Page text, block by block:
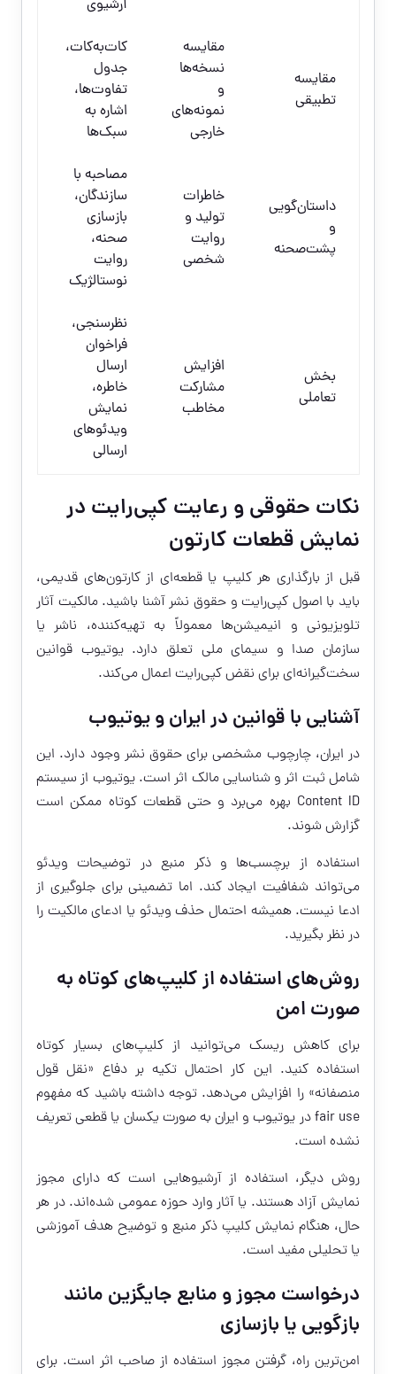
آرشیوی
مقایسه
تطبیقی
مقایسه
نسخه‌ها
و
نمونه‌های
خارجی
کات‌به‌کات،
جدول
تفاوت‌ها،
اشاره به
سبک‌ها
داستان‌گویی
و
پشت‌صحنه
خاطرات
تولید و
روایت
شخصی
مصاحبه با
سازندگان،
بازسازی
صحنه،
روایت
نوستالژیک
بخش
تعاملی
افزایش
مشارکت
مخاطب
نظرسنجی،
فراخوان
ارسال
خاطره،
نمایش
ویدئوهای
ارسالی
نکات حقوقی و رعایت کپی‌رایت در
نمایش قطعات کارتون
قبل از بارگذاری هر کلیپ یا قطعه‌ای از کارتون‌های قدیمی،
باید با اصول کپی‌رایت و حقوق نشر آشنا باشید. مالکیت آثار
تلویزیونی و انیمیشن‌ها معمولاً به تهیه‌کننده، ناشر یا
سازمان صدا و سیمای ملی تعلق دارد. یوتیوب قوانین
سخت‌گیرانه‌ای برای نقض کپی‌رایت اعمال می‌کند.
آشنایی با قوانین در ایران و یوتیوب
در ایران، چارچوب مشخصی برای حقوق نشر وجود دارد. این
شامل ثبت اثر و شناسایی مالک اثر است. یوتیوب از سیستم
Content ID بهره می‌برد و حتی قطعات کوتاه ممکن است
گزارش شوند.
استفاده از برچسب‌ها و ذکر منبع در توضیحات ویدئو
می‌تواند شفافیت ایجاد کند. اما تضمینی برای جلوگیری از
ادعا نیست. همیشه احتمال حذف ویدئو یا ادعای مالکیت را
در نظر بگیرید.
روش‌های استفاده از کلیپ‌های کوتاه به
صورت امن
برای کاهش ریسک می‌توانید از کلیپ‌های بسیار کوتاه
استفاده کنید. این کار احتمال تکیه بر دفاع «نقل قول
منصفانه» را افزایش می‌دهد. توجه داشته باشید که مفهوم
fair use در یوتیوب و ایران به صورت یکسان یا قطعی تعریف
نشده است.
روش دیگر، استفاده از آرشیوهایی است که دارای مجوز
نمایش آزاد هستند. یا آثار وارد حوزه عمومی شده‌اند. در هر
حال، هنگام نمایش کلیپ ذکر منبع و توضیح هدف آموزشی
یا تحلیلی مفید است.
درخواست مجوز و منابع جایگزین مانند
بازگویی یا بازسازی
امن‌ترین راه، گرفتن مجوز استفاده از صاحب اثر است. برای